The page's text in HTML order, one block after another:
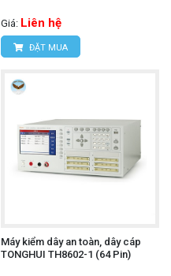
Giá: Liên hệ
ĐẶT MUA
Máy kiểm dây an toàn, dây cáp
TONGHUI TH8602-1 (64 Pin)